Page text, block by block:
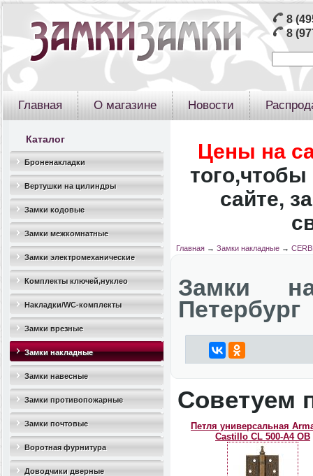
8
8
Главная О магазине Новости
Каталог
Броненакладки
Вертушки на цилиндры
Замки кодовые
Замки межкомнатные
Замки электромеханические
Комплекты ключей,нуклео
Накладки/WC-комплекты
Замки врезные
Замки накладные
Замки навесные
Замки противопожарные
Замки почтовые
Воротная фурнитура
Доводчики дверные
Цены на
того,чтобы
сайте,
Главная→ Замки накладные→
Замки
Петербург
Советуем
Петля универсальная
Castillo CL 500-A4 OB